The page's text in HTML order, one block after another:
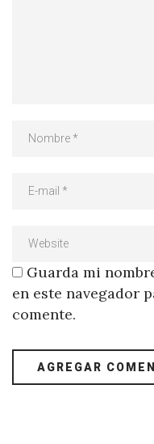
Guarda mi
en este navegador
comente.